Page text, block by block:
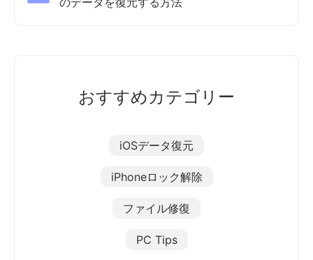
おすすめカテゴリー
iOSデータ復元
iPhoneロック解除
ファイル修復
PC Tips